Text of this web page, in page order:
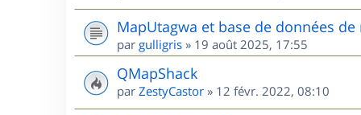
MapUtagwa et base de données de
par gulligris » 19 août 2025, 17:55
QMapShack
par ZestyCastor » 12 févr. 2022, 08:10